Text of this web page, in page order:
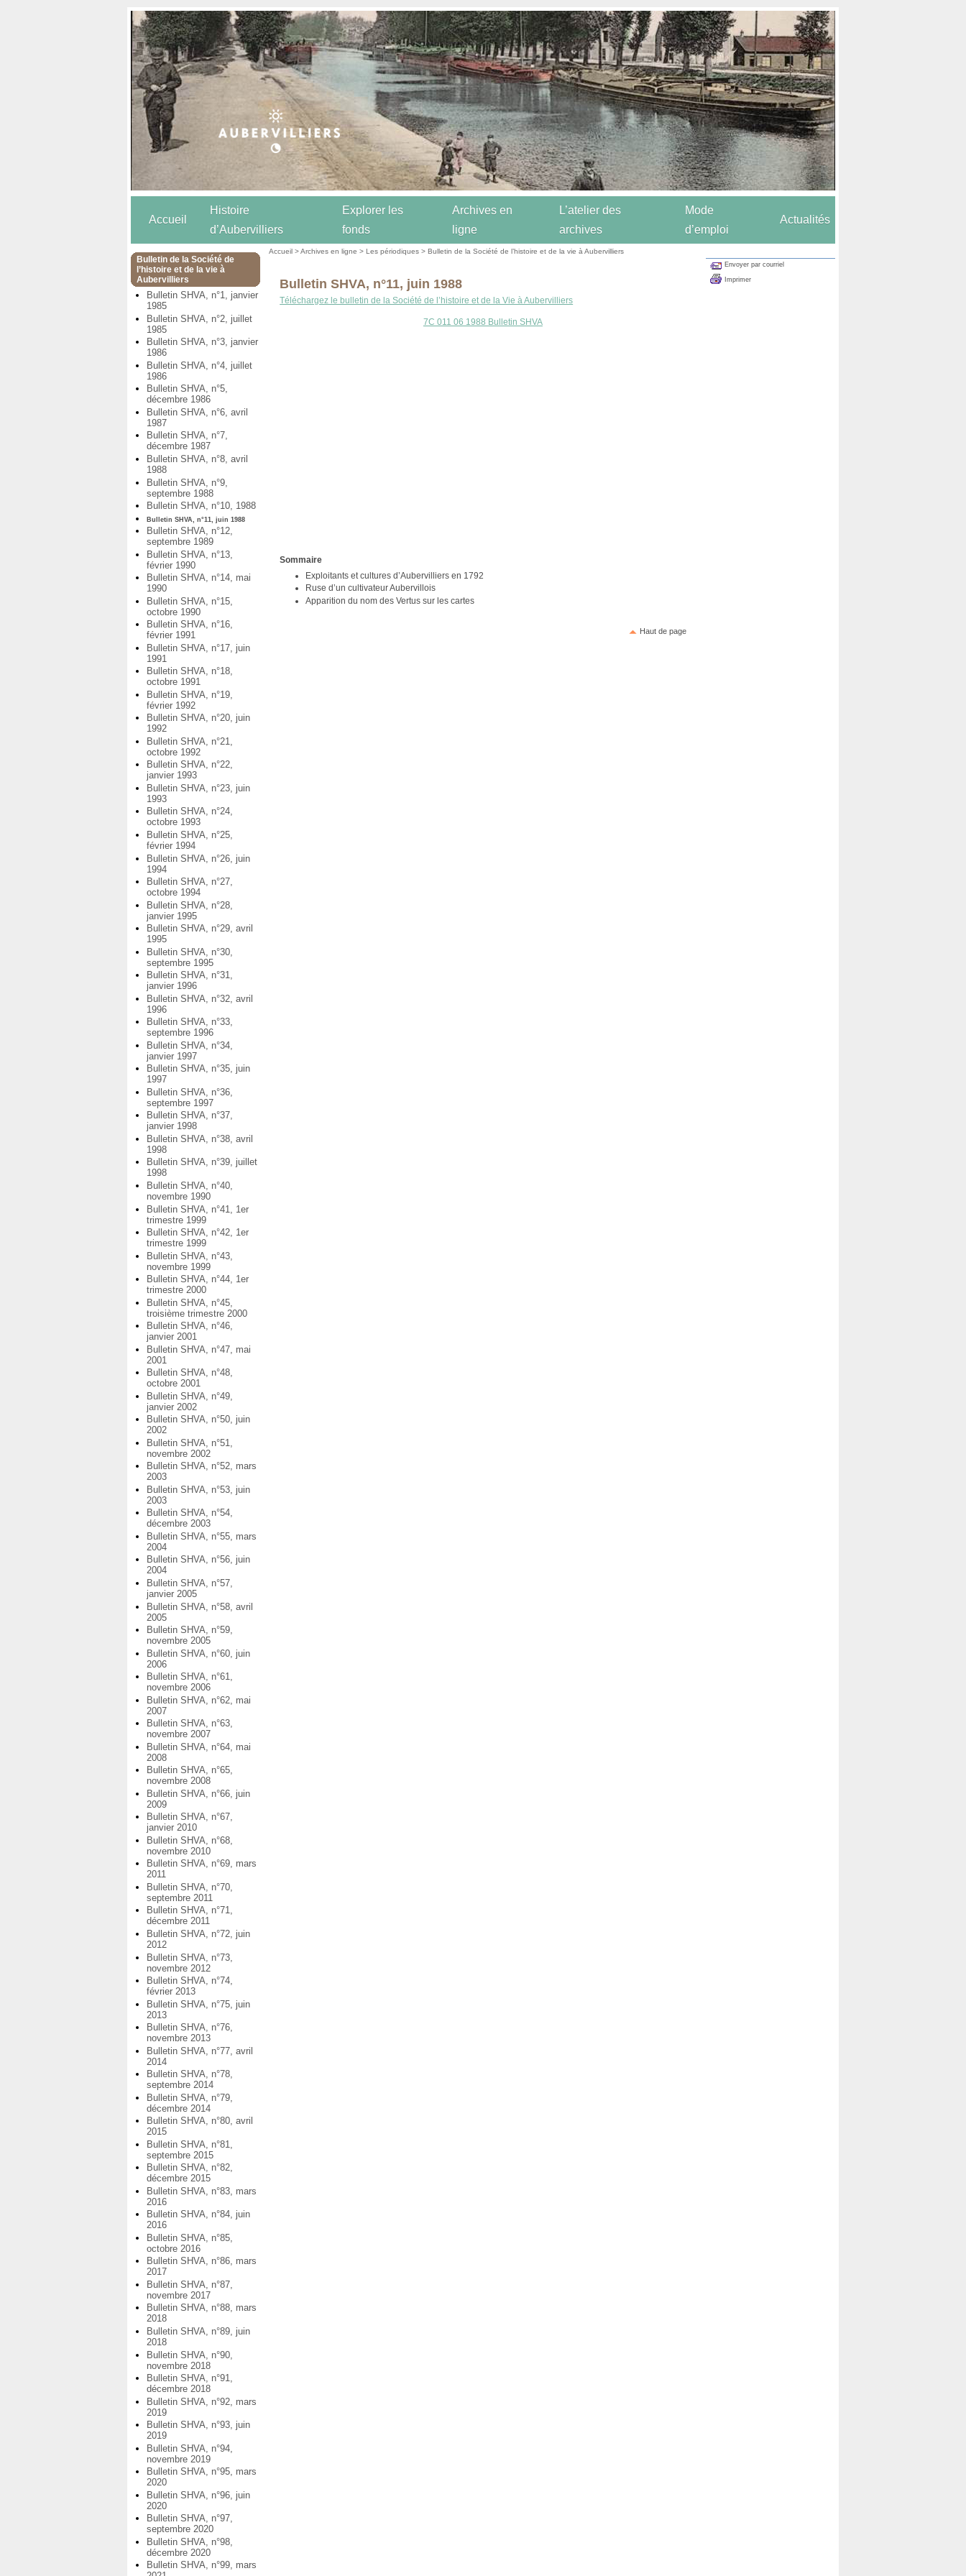
Accueil
Histoire
d’Aubervilliers
Explorer les
fonds
Archives en
ligne
L’atelier des
archives
Mode
d’emploi
Actualités
Bulletin de la Société de
l’histoire et de la vie à
Aubervilliers
Bulletin SHVA, n°1, janvier
1985
Bulletin SHVA, n°2, juillet
1985
Bulletin SHVA, n°3, janvier
1986
Bulletin SHVA, n°4, juillet
1986
Bulletin SHVA, n°5,
décembre 1986
Bulletin SHVA, n°6, avril
1987
Bulletin SHVA, n°7,
décembre 1987
Bulletin SHVA, n°8, avril
1988
Bulletin SHVA, n°9,
septembre 1988
Bulletin SHVA, n°10, 1988
Bulletin SHVA, n°11, juin 1988
Bulletin SHVA, n°12,
septembre 1989
Bulletin SHVA, n°13,
février 1990
Bulletin SHVA, n°14, mai
1990
Bulletin SHVA, n°15,
octobre 1990
Bulletin SHVA, n°16,
février 1991
Bulletin SHVA, n°17, juin
1991
Bulletin SHVA, n°18,
octobre 1991
Bulletin SHVA, n°19,
février 1992
Bulletin SHVA, n°20, juin
1992
Bulletin SHVA, n°21,
octobre 1992
Bulletin SHVA, n°22,
janvier 1993
Bulletin SHVA, n°23, juin
1993
Bulletin SHVA, n°24,
octobre 1993
Bulletin SHVA, n°25,
février 1994
Bulletin SHVA, n°26, juin
1994
Bulletin SHVA, n°27,
octobre 1994
Bulletin SHVA, n°28,
janvier 1995
Bulletin SHVA, n°29, avril
1995
Bulletin SHVA, n°30,
septembre 1995
Bulletin SHVA, n°31,
janvier 1996
Bulletin SHVA, n°32, avril
1996
Bulletin SHVA, n°33,
septembre 1996
Bulletin SHVA, n°34,
janvier 1997
Bulletin SHVA, n°35, juin
1997
Bulletin SHVA, n°36,
septembre 1997
Bulletin SHVA, n°37,
janvier 1998
Bulletin SHVA, n°38, avril
1998
Bulletin SHVA, n°39, juillet
1998
Bulletin SHVA, n°40,
novembre 1990
Bulletin SHVA, n°41, 1er
trimestre 1999
Bulletin SHVA, n°42, 1er
trimestre 1999
Bulletin SHVA, n°43,
novembre 1999
Bulletin SHVA, n°44, 1er
trimestre 2000
Bulletin SHVA, n°45,
troisième trimestre 2000
Bulletin SHVA, n°46,
janvier 2001
Bulletin SHVA, n°47, mai
2001
Bulletin SHVA, n°48,
octobre 2001
Bulletin SHVA, n°49,
janvier 2002
Bulletin SHVA, n°50, juin
2002
Bulletin SHVA, n°51,
novembre 2002
Bulletin SHVA, n°52, mars
2003
Bulletin SHVA, n°53, juin
2003
Bulletin SHVA, n°54,
décembre 2003
Bulletin SHVA, n°55, mars
2004
Bulletin SHVA, n°56, juin
2004
Bulletin SHVA, n°57,
janvier 2005
Bulletin SHVA, n°58, avril
2005
Bulletin SHVA, n°59,
novembre 2005
Bulletin SHVA, n°60, juin
2006
Bulletin SHVA, n°61,
novembre 2006
Bulletin SHVA, n°62, mai
2007
Bulletin SHVA, n°63,
novembre 2007
Bulletin SHVA, n°64, mai
2008
Bulletin SHVA, n°65,
novembre 2008
Bulletin SHVA, n°66, juin
2009
Bulletin SHVA, n°67,
janvier 2010
Bulletin SHVA, n°68,
novembre 2010
Bulletin SHVA, n°69, mars
2011
Bulletin SHVA, n°70,
septembre 2011
Bulletin SHVA, n°71,
décembre 2011
Bulletin SHVA, n°72, juin
2012
Bulletin SHVA, n°73,
novembre 2012
Bulletin SHVA, n°74,
février 2013
Bulletin SHVA, n°75, juin
2013
Bulletin SHVA, n°76,
novembre 2013
Bulletin SHVA, n°77, avril
2014
Bulletin SHVA, n°78,
septembre 2014
Bulletin SHVA, n°79,
décembre 2014
Bulletin SHVA, n°80, avril
2015
Bulletin SHVA, n°81,
septembre 2015
Bulletin SHVA, n°82,
décembre 2015
Bulletin SHVA, n°83, mars
2016
Bulletin SHVA, n°84, juin
2016
Bulletin SHVA, n°85,
octobre 2016
Bulletin SHVA, n°86, mars
2017
Bulletin SHVA, n°87,
novembre 2017
Bulletin SHVA, n°88, mars
2018
Bulletin SHVA, n°89, juin
2018
Bulletin SHVA, n°90,
novembre 2018
Bulletin SHVA, n°91,
décembre 2018
Bulletin SHVA, n°92, mars
2019
Bulletin SHVA, n°93, juin
2019
Bulletin SHVA, n°94,
novembre 2019
Bulletin SHVA, n°95, mars
2020
Bulletin SHVA, n°96, juin
2020
Bulletin SHVA, n°97,
septembre 2020
Bulletin SHVA, n°98,
décembre 2020
Bulletin SHVA, n°99, mars
Accueil >Archives en ligne >Les périodiques >Bulletin de la Société de l’histoire et de la vie à Aubervilliers
Bulletin SHVA, n°11, juin 1988
Téléchargez le bulletin de la Société de l’histoire et de la Vie à Aubervilliers
7C 011 06 1988 Bulletin SHVA
Sommaire
Exploitants et cultures d’Aubervilliers en 1792
Ruse d’un cultivateur Aubervillois
Apparition du nom des Vertus sur les cartes
Haut de page
Envoyer par courriel
Imprimer